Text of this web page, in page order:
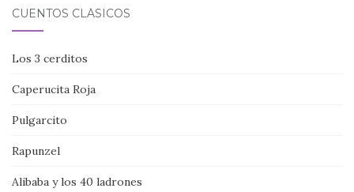
CUENTOS CLÁSICOS
Los 3 cerditos
Caperucita Roja
Pulgarcito
Rapunzel
Alibaba y los 40 ladrones